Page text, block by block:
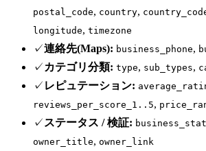
postal_code, country,
longitude, timezone
✓連絡先(Maps): business_phone,
✓ カテゴリ分類: type, sub_types,
✓ レピュテーション:
reviews_per_score_1..5,
✓ ステータス / 検証:
owner_title, owner_link